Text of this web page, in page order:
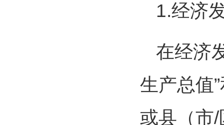
1.经济
在经济
生产总值
或县（市